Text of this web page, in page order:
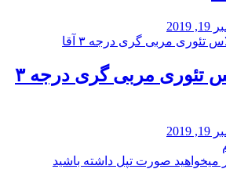
کلاس تئوری مربی گری درجه ۳